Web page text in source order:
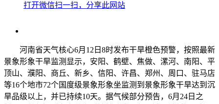
打开微信扫一扫，分享此网站
河南省天气核心6月12日8时发布干旱橙色预警，按照最新
景象形象干旱监测显示，安阳、鹤壁、焦做、漯河、南阳、平
顶山、濮阳、商丘、新乡、信阳、许昌、郑州、周口、驻马店
等16个地市72个国度级景象形象坐监测到景象形象干旱达到沉
旱品级以上，并已持续10天。据气候部分预告，6月24日之